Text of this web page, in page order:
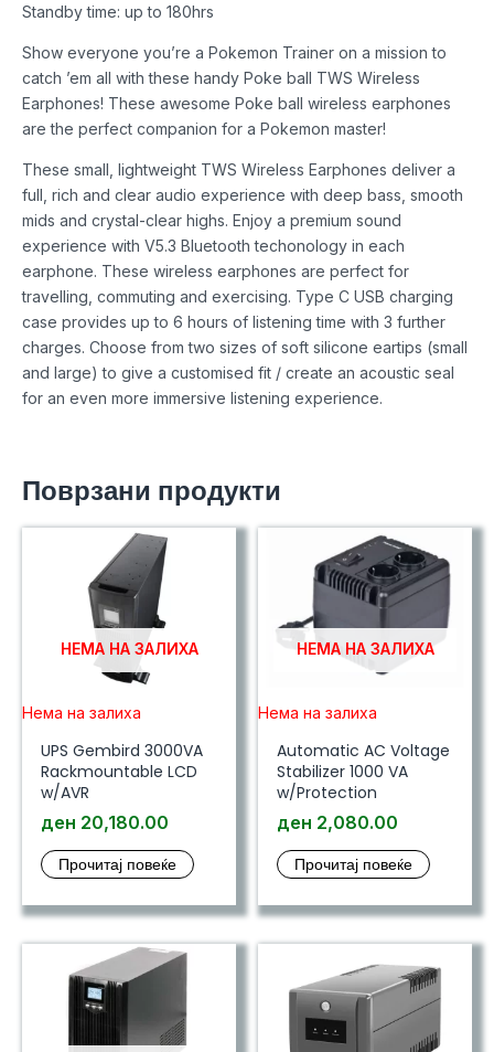
Standby time: up to 180hrs
Show everyone you’re a Pokemon Trainer on a mission to
catch ’em all with these handy Poke ball TWS Wireless
Earphones! These awesome Poke ball wireless earphones
are the perfect companion for a Pokemon master!
These small, lightweight TWS Wireless Earphones deliver a
full, rich and clear audio experience with deep bass, smooth
mids and crystal-clear highs. Enjoy a premium sound
experience with V5.3 Bluetooth techonology in each
earphone. These wireless earphones are perfect for
travelling, commuting and exercising. Type C USB charging
case provides up to 6 hours of listening time with 3 further
charges. Choose from two sizes of soft silicone eartips (small
and large) to give a customised fit / create an acoustic seal
for an even more immersive listening experience.
Поврзани продукти
НЕМА НА ЗАЛИХА
Нема на залиха
UPS Gembird 3000VA
Rackmountable LCD
w/AVR
ден 20,180.00
Прочитај повеќе
НЕМА НА ЗАЛИХА
Нема на залиха
Automatic AC Voltage
Stabilizer 1000 VA
w/Protection
ден 2,080.00
Прочитај повеќе